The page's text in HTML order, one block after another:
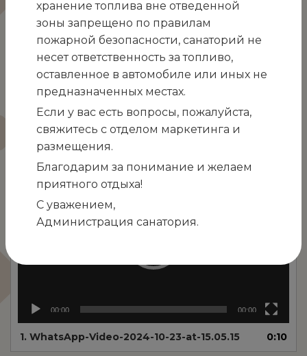
примером для сына и добрым волшебником
объяснить и сделать всё это с любовью и
желаем счастья, здоровья, мудрости,
сил и радости! С праздником!
Видеоплеер
00:00 00:00
1. WhatsApp-Video-2024-10-23-at-15.05.15 0:10
хранение топлива вне отведенной
зоны запрещено по правилам
пожарной безопасности, санаторий не
несет ответственность за топливо,
оставленное в автомобиле или иных не
предназначенных местах.
Если у вас есть вопросы, пожалуйста,
свяжитесь с отделом маркетинга и
размещения.
Благодарим за понимание и желаем
приятного отдыха!
С уважением,
Администрация санатория.